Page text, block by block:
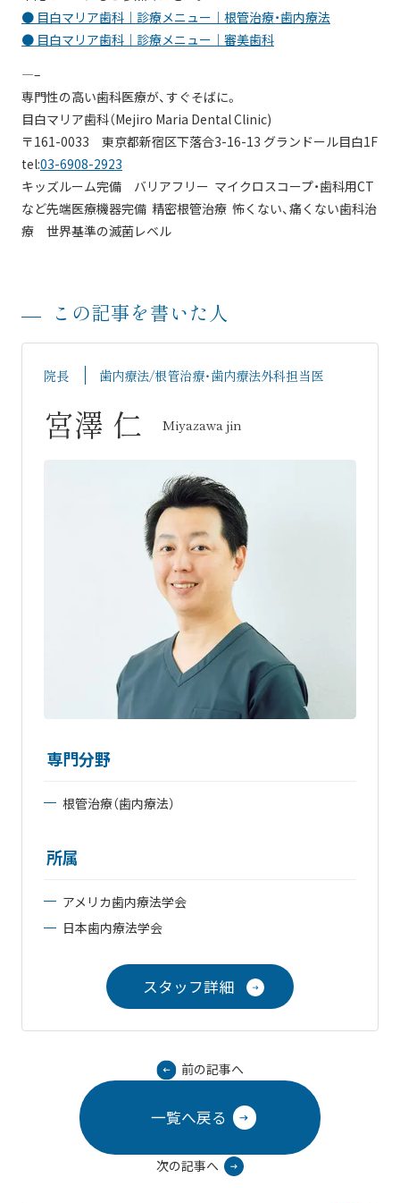
● 目白マリア歯科｜診療メニュー｜根管治療・歯内療法
● 目白マリア歯科｜診療メニュー｜審美歯科
—–
専門性の高い歯科医療が、すぐそばに。
目白マリア歯科（Mejiro Maria Dental Clinic)
〒161-0033 東京都新宿区下落合3-16-13 グランドール目白1F
tel:03-6908-2923
キッズルーム完備 バリアフリー マイクロスコープ・歯科用CT
など先端医療機器完備 精密根管治療 怖くない、痛くない歯科治
療 世界基準の滅菌レベル
この記事を書いた人
院長 歯内療法/根管治療・歯内療法外科担当医
宮澤 仁 Miyazawa jin
専門分野
根管治療（歯内療法）
所属
アメリカ歯内療法学会
日本歯内療法学会
スタッフ詳細
前の記事へ
一覧へ戻る
次の記事へ